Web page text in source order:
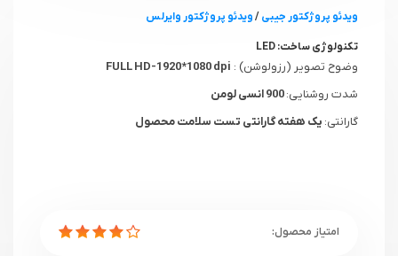
ویدئو پروژکتور جیبی/ویدئو پروژکتور وایرلس
تکنولوژی ساخت:LED
وضوح تصویر (رزولوشن) :
شدت روشنایی:
گارانتی: یک هفته گارانتی تست سلامت محصول